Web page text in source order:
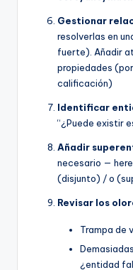
Gestionar
resolverlas en
fuerte). Añadir
propiedades
calificación)
Identificar
“¿Puede existir
Añadir
necesario —
(disjunto) / o
Revisar los
Trampa de
¿entidad